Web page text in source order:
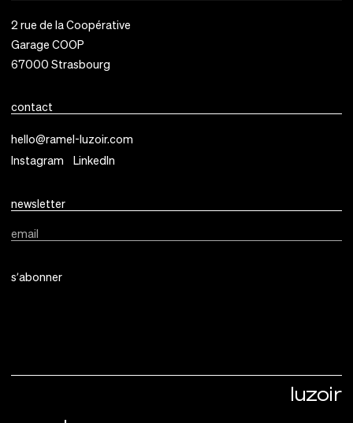
2 rue de la Coopérative
Garage COOP
67000 Strasbourg
contact
hello@ramel-luzoir.com
Instagram
LinkedIn
newsletter
email
s’abonner
luzoir